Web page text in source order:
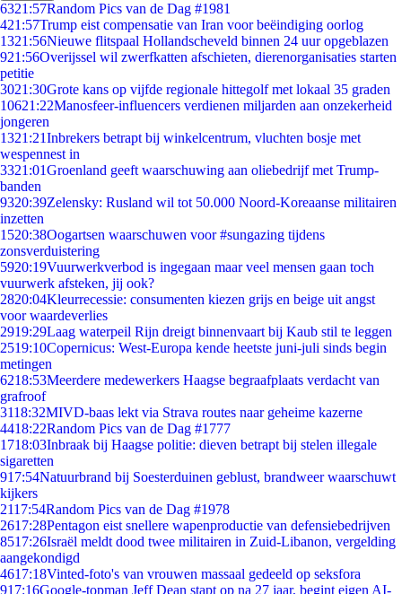
6321:57Random Pics van de Dag #1981
421:57Trump eist compensatie van Iran voor beëindiging oorlog
1321:56Nieuwe flitspaal Hollandscheveld binnen 24 uur opgeblazen
921:56Overijssel wil zwerfkatten afschieten, dierenorganisaties starten
petitie
3021:30Grote kans op vijfde regionale hittegolf met lokaal 35 graden
10621:22Manosfeer-influencers verdienen miljarden aan onzekerheid
jongeren
1321:21Inbrekers betrapt bij winkelcentrum, vluchten bosje met
wespennest in
3321:01Groenland geeft waarschuwing aan oliebedrijf met Trump-
banden
9320:39Zelensky: Rusland wil tot 50.000 Noord-Koreaanse militairen
inzetten
1520:38Oogartsen waarschuwen voor #sungazing tijdens
zonsverduistering
5920:19Vuurwerkverbod is ingegaan maar veel mensen gaan toch
vuurwerk afsteken, jij ook?
2820:04Kleurrecessie: consumenten kiezen grijs en beige uit angst
voor waardeverlies
2919:29Laag waterpeil Rijn dreigt binnenvaart bij Kaub stil te leggen
2519:10Copernicus: West-Europa kende heetste juni-juli sinds begin
metingen
6218:53Meerdere medewerkers Haagse begraafplaats verdacht van
grafroof
3118:32MIVD-baas lekt via Strava routes naar geheime kazerne
4418:22Random Pics van de Dag #1777
1718:03Inbraak bij Haagse politie: dieven betrapt bij stelen illegale
sigaretten
917:54Natuurbrand bij Soesterduinen geblust, brandweer waarschuwt
kijkers
2117:54Random Pics van de Dag #1978
2617:28Pentagon eist snellere wapenproductie van defensiebedrijven
8517:26Israël meldt dood twee militairen in Zuid-Libanon, vergelding
aangekondigd
4617:18Vinted-foto's van vrouwen massaal gedeeld op seksfora
917:16Google-topman Jeff Dean stapt op na 27 jaar, begint eigen AI-